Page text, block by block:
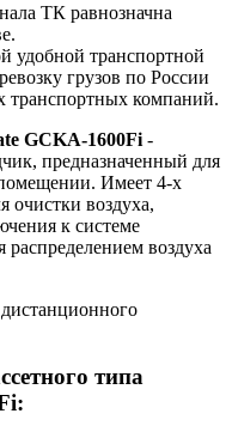
ТК равнозначна
удобной транспортной
грузов по России
транспортных компаний.
GCKA-1600Fi -
предназначенный для
Имеет 4-х
очистки воздуха,
к системе
воздуха
типа